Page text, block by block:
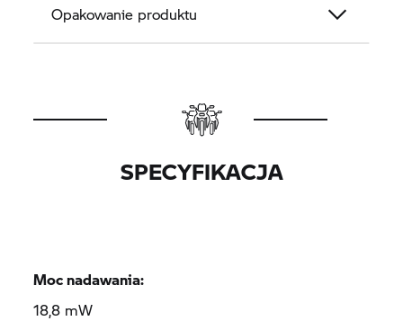
Opakowanie produktu
SPECYFIKACJA
Moc nadawania:
18,8 mW